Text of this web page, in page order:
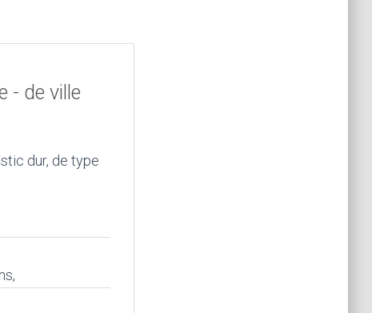
- de ville
dur, de type